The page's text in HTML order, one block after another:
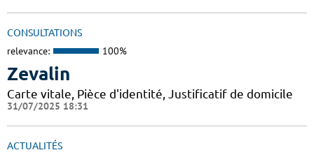
CONSULTATIONS
relevance: 100%
Zevalin
Carte vitale, Pièce d'identité, Justificatif de domicile
31/07/2025 18:31
ACTUALITÉS